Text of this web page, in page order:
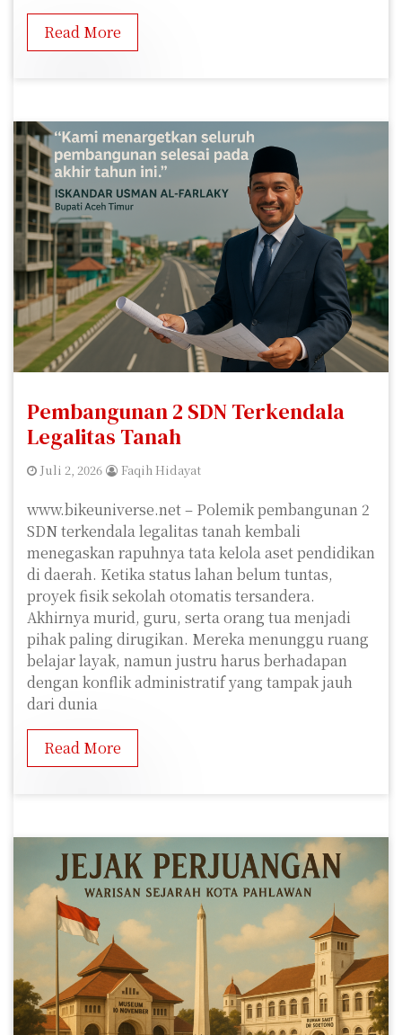
Read More
Pembangunan 2 SDN Terkendala
Legalitas Tanah
Juli 2, 2026 Faqih Hidayat
www.bikeuniverse.net – Polemik pembangunan 2
SDN terkendala legalitas tanah kembali
menegaskan rapuhnya tata kelola aset pendidikan
di daerah. Ketika status lahan belum tuntas,
proyek fisik sekolah otomatis tersandera.
Akhirnya murid, guru, serta orang tua menjadi
pihak paling dirugikan. Mereka menunggu ruang
belajar layak, namun justru harus berhadapan
dengan konflik administratif yang tampak jauh
dari dunia
Read More